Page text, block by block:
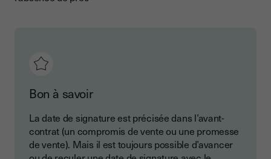
Bon à savoir
La date de signature est précisée dans l’avant-
contrat (un compromis de vente ou une promesse
de vente). Mais il est toujours possible d’avancer